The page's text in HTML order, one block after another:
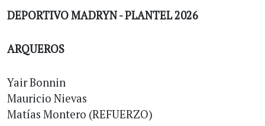
DEPORTIVO MADRYN - PLANTEL 2026
ARQUEROS
Yair Bonnin
Mauricio Nievas
Matías Montero (REFUERZO)